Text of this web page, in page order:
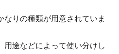
りの種類が用意されていま
用途などによって使い分けし